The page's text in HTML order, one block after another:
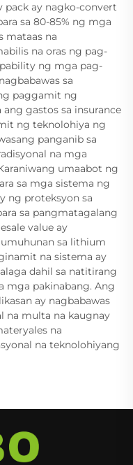
ay nagko-convert
sa 80-85% ng mga
mataas na
na oras ng pag-
ng mga pag-
sa
paggamit ng
gastos sa insurance
ng teknolohiya ng
panganib sa
na mga
umaabot ng
sa mga sistema ng
ng proteksyon sa
sa pangmatagalang
value ay
sa lithium
na sistema ay
dahil sa natitirang
mga pakinabang. Ang
ay nagbabawas
na multa na kaugnay
na
na teknolohiyang